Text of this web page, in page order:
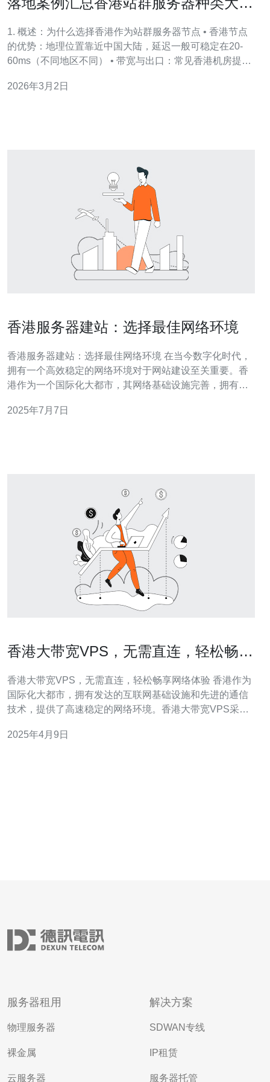
1. 概述：为什么选择香港作为站群服务器节点 • 香港节点
的优势：地理位置靠近中国大陆，延迟一般可稳定在20-
60ms（不同地区不同） • 带宽与出口：常见香港机房提供
紧张，单节点常见独立IP数量为1-10个，需提前申请 • 法
2026年3月2日
香港服务器建站：选择最佳网络环境
香港服务器建站：选择最佳网络环境 在当今数字化时代，
拥有一个高效稳定的网络环境对于网站建设至关重要。香
港作为一个国际化大都市，其网络基础设施完善，拥有优
2025年7月7日
香港大带宽VPS，无需直连，轻松畅享
香港大带宽VPS，无需直连，轻松畅享网络体验 香港作为
国际化大都市，拥有发达的互联网基础设施和先进的通信
技术，提供了高速稳定的网络环境。香港大带宽VPS采用
用户对于网络速度和稳定性的需求。 传统的VPS需要用户
2025年4月9日
服务器租用
物理服务器
裸金属
云服务器
解决方案
SDWAN专线
IP租赁
服务器托管